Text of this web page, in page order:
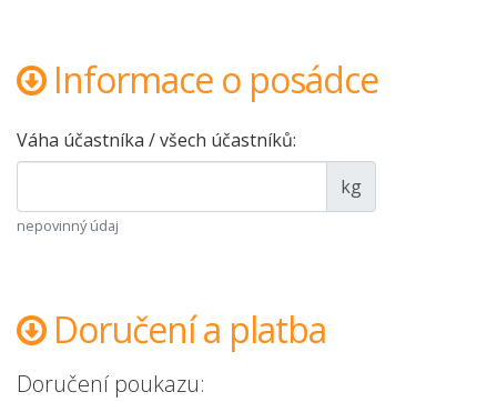
Informace o posádce
Váha účastníka / všech účastníků:
kg
nepovinný údaj
Doručení a platba
Doručení poukazu: